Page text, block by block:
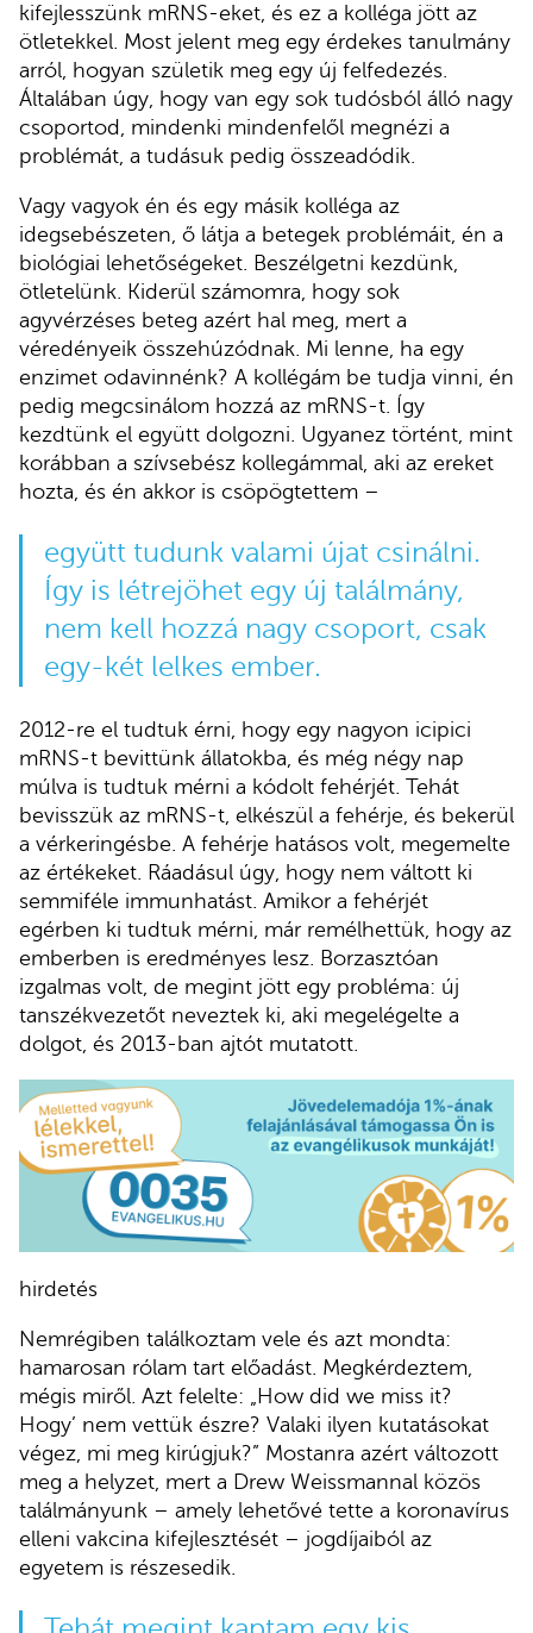
kifejlesszünk mRNS-eket, és ez a kolléga jött az
ötletekkel. Most jelent meg egy érdekes tanulmány
arról, hogyan születik meg egy új felfedezés.
Általában úgy, hogy van egy sok tudósból álló nagy
csoportod, mindenki mindenfelől megnézi a
problémát, a tudásuk pedig összeadódik.
Vagy vagyok én és egy másik kolléga az
idegsebészeten, ő látja a betegek problémáit, én a
biológiai lehetőségeket. Beszélgetni kezdünk,
ötletelünk. Kiderül számomra, hogy sok
agyvérzéses beteg azért hal meg, mert a
véredényeik összehúzódnak. Mi lenne, ha egy
enzimet odavinnénk? A kollégám be tudja vinni, én
pedig megcsinálom hozzá az mRNS-t. Így
kezdtünk el együtt dolgozni. Ugyanez történt, mint
korábban a szívsebész kollegámmal, aki az ereket
hozta, és én akkor is csöpögtettem –
együtt tudunk valami újat csinálni.
Így is létrejöhet egy új találmány,
nem kell hozzá nagy csoport, csak
egy-két lelkes ember.
2012-re el tudtuk érni, hogy egy nagyon icipici
mRNS-t bevittünk állatokba, és még négy nap
múlva is tudtuk mérni a kódolt fehérjét. Tehát
bevisszük az mRNS-t, elkészül a fehérje, és bekerül
a vérkeringésbe. A fehérje hatásos volt, megemelte
az értékeket. Ráadásul úgy, hogy nem váltott ki
semmiféle immunhatást. Amikor a fehérjét
egérben ki tudtuk mérni, már remélhettük, hogy az
emberben is eredményes lesz. Borzasztóan
izgalmas volt, de megint jött egy probléma: új
tanszékvezetőt neveztek ki, aki megelégelte a
dolgot, és 2013-ban ajtót mutatott.
hirdetés
Nemrégiben találkoztam vele és azt mondta:
hamarosan rólam tart előadást. Megkérdeztem,
mégis miről. Azt felelte: „How did we miss it?
Hogy’ nem vettük észre? Valaki ilyen kutatásokat
végez, mi meg kirúgjuk?” Mostanra azért változott
meg a helyzet, mert a Drew Weissmannal közös
találmányunk – amely lehetővé tette a koronavírus
elleni vakcina kifejlesztését – jogdíjaiból az
egyetem is részesedik.